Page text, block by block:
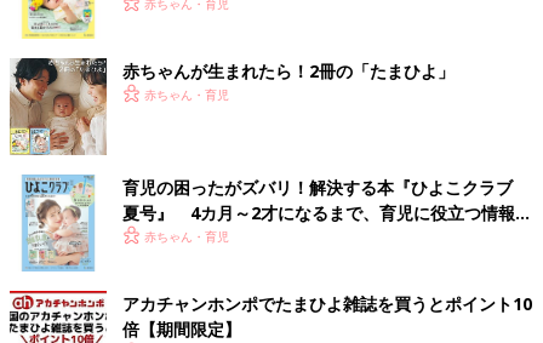
く！ おっぱい・ミルクの基本と夏のトラブル 解決テ
赤ちゃん・育児
赤ちゃんが生まれたら！2冊の「たまひよ」
赤ちゃん・育児
育児の困ったがズバリ！解決する本『ひよこクラブ
夏号』 4カ月～2才になるまで、育児に役立つ情報が
いっぱい！
赤ちゃん・育児
アカチャンホンポでたまひよ雑誌を買うとポイント10
倍【期間限定】